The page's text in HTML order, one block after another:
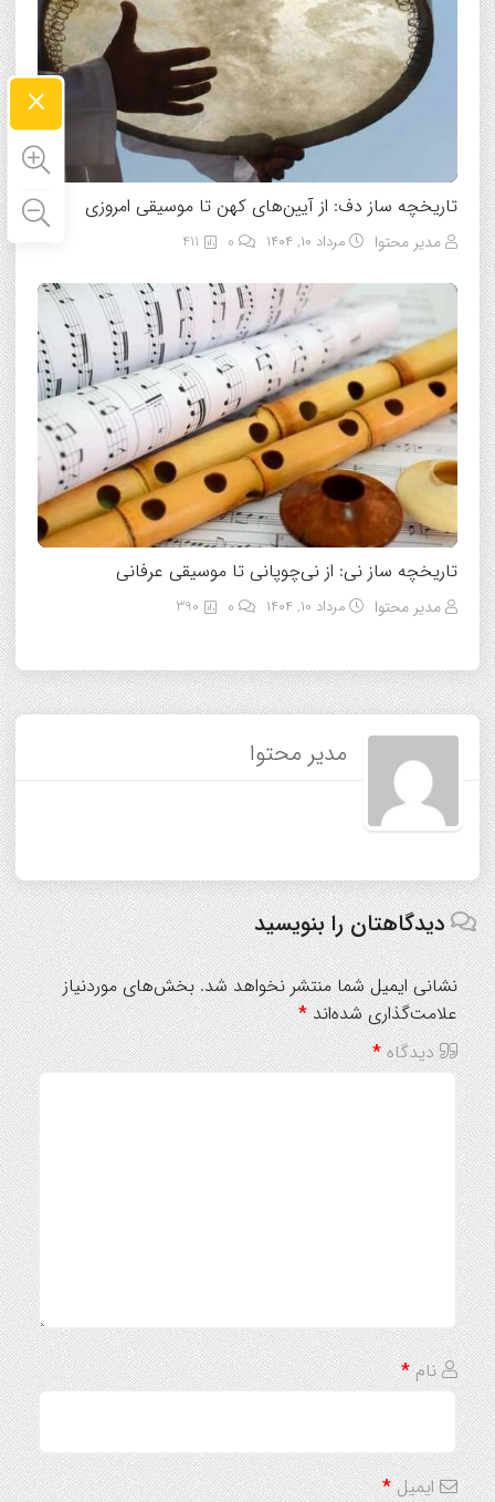
تاریخچه ساز دف: از آیین‌های کهن تا موسیقی امروزی
مدیر محتوا مرداد ۱۰, ۱۴۰۴ 411
تاریخچه ساز نی: از نی‌چوپانی تا موسیقی عرفانی
مدیر محتوا مرداد ۱۰, ۱۴۰۴ 390
مدیر محتوا
دیدگاهتان را بنویسید
نشانی ایمیل شما منتشر نخواهد شد. بخش‌های موردنیاز
علامت‌گذاری شده‌اند*
دیدگاه*
نام*
ایمیل*
×